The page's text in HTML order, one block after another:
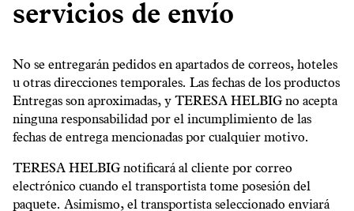
servicios de envío
No se entregarán pedidos en apartados de correos, hoteles
u otras direcciones temporales. Las fechas de los productos
Entregas son aproximadas, y TERESA HELBIG no acepta
ninguna responsabilidad por el incumplimiento de las
fechas de entrega mencionadas por cualquier motivo.
TERESA HELBIG notificará al cliente por correo
electrónico cuando el transportista tome posesión del
paquete. Asimismo, el transportista seleccionado enviará